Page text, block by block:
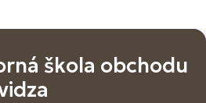
škola obchodu